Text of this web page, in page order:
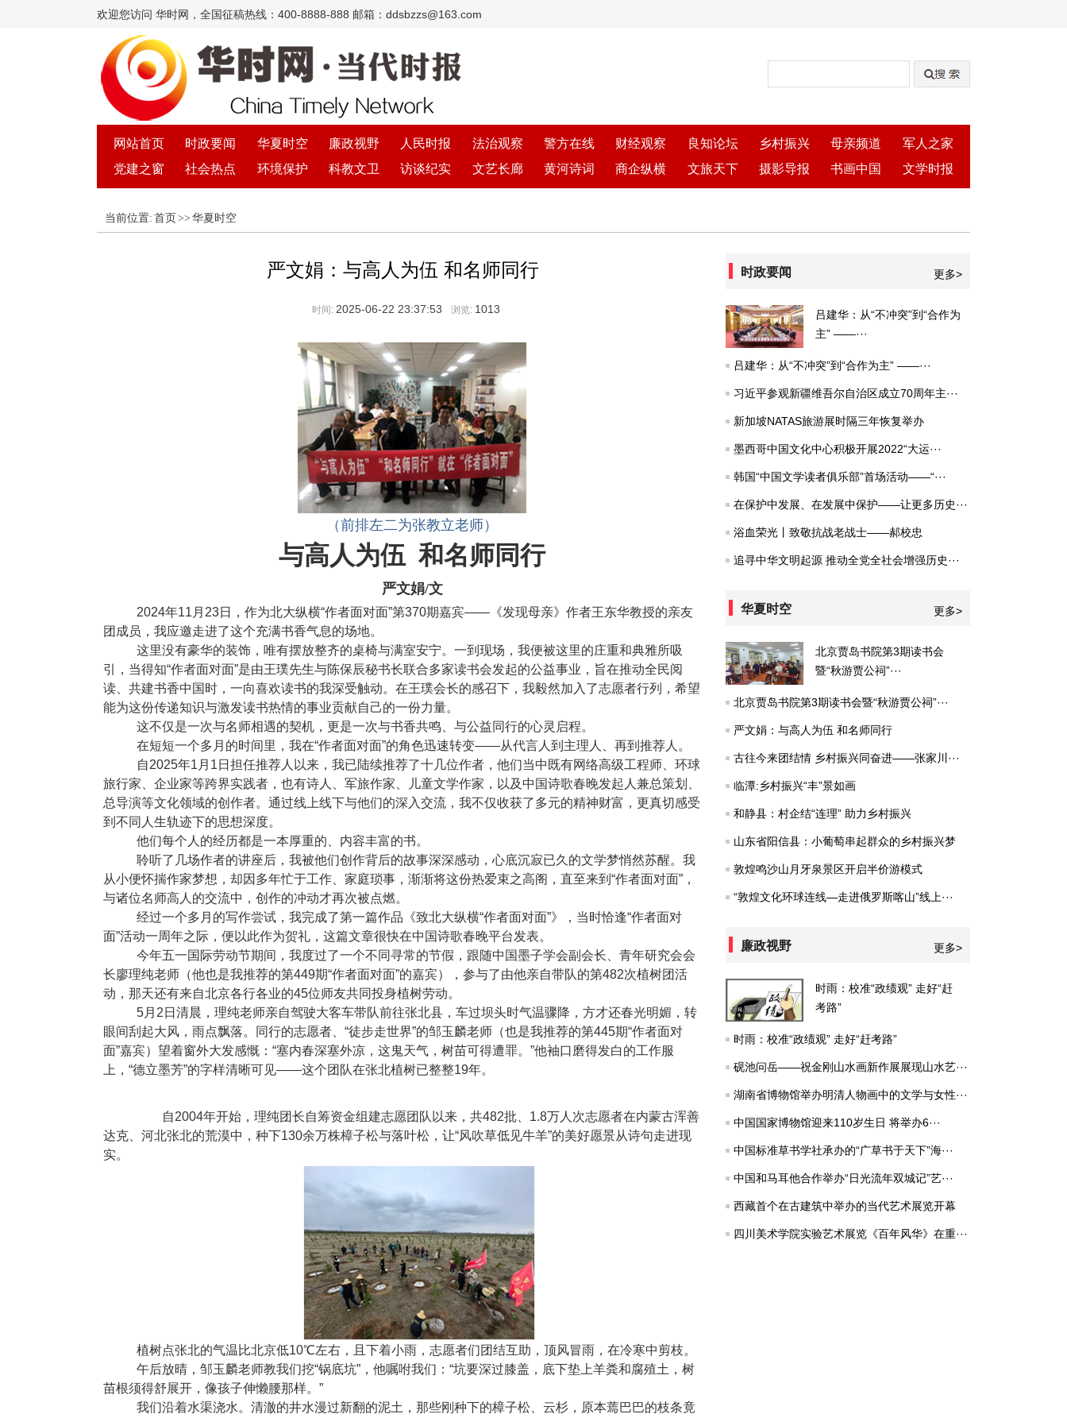
欢迎您访问 华时网，全国征稿热线：400-8888-888 邮箱：ddsbzzs@163.com
网站首页 时政要闻 华夏时空 廉政视野 人民时报 法治观察 警方在线 财经观察 良知论坛 乡村振兴 母亲频道
军人之家
党建之窗
社会热点 环境保护 科教文卫 访谈纪实 文艺长廊 黄河诗词 商企纵横 文旅天下 摄影导报 书画中国 文学时报
当前位置: 首页 >> 华夏时空
严文娟：与高人为伍 和名师同行
时间: 2025-06-22 23:37:53 浏览: 1013
（前排左二为张教立老师）
与高人为伍 和名师同行
严文娟/文
2024年11 月 23日，作为北大纵横“作者面对面”第370期嘉宾——《发现母亲》作者王东华教授的亲友
团成员，我应邀走进了这个充满书香气息的场地。
这里没有豪华的装饰，唯有摆放整齐的桌椅与满室安宁。一到现场，我便被这里的庄重和典雅所吸
引，当得知“作者面对面”是由王璞先生与陈保辰秘书长联合多家读书会发起的公益事业，旨在推动全民阅
读、共建书香中国时，一向喜欢读书的我深受触动。在王璞会长的感召下，我毅然加入了志愿者行列，希望
能为这份传递知识与激发读书热情的事业贡献自己的一份力量。
这不仅是一次与名师相遇的契机，更是一次与书香共鸣、与公益同行的心灵启程。
在短短一个多月的时间里，我在“作者面对面”的角色迅速转变——从代言人到主理人、再到推荐人。
自2025年1 月 1 日担任推荐人以来，我已陆续推荐了十几位作者，他们当中既有网络高级工程师、环球
旅行家、企业家等跨界实践者，也有诗人、军旅作家、儿童文学作家，以及中国诗歌春晚发起人兼总策划、
总导演等文化领域的创作者。通过线上线下与他们的深入交流，我不仅收获了多元的精神财富，更真切感受
到不同人生轨迹下的思想深度。
他们每个人的经历都是一本厚重的、内容丰富的书。
聆听了几场作者的讲座后，我被他们创作背后的故事深深感动，心底沉寂已久的文学梦悄然苏醒。我
从小便怀揣作家梦想，却因多年忙于工作、家庭琐事，渐渐将这份热爱束之高阁，直至来到“作者面对面”，
与诸位名师高人的交流中，创作的冲动才再次被点燃。
经过一个多月的写作尝试，我完成了第一篇作品《致北大纵横“作者面对面”》，当时恰逢“作者面对
面”活动一周年之际，便以此作为贺礼，这篇文章很快在中国诗歌春晚平台发表。
今年五一国际劳动节期间，我度过了一个不同寻常的节假，跟随中国墨子学会副会长、青年研究会会
长廖理纯老师（他也是我推荐的第449期“作者面对面”的嘉宾），参与了由他亲自带队的第482次植树团活
动，那天还有来自北京各行各业的45位师友共同投身植树劳动。
5月 2 日清晨，理纯老师亲自驾驶大客车带队前往张北县，车过坝头时气温骤降，方才还春光明媚，转
眼间刮起大风，雨点飘落。同行的志愿者、“徒步走世界”的邹玉麟老师（也是我推荐的第445期“作者面对
面”嘉宾）望着窗外大发感慨：“塞内春深塞外凉，这鬼天气，树苗可得遭罪。”他袖口磨得发白的工作服
上，“德立墨芳”的字样清晰可见——这个团队在张北植树已整整19年。
自2004年开始，理纯团长自筹资金组建志愿团队以来，共482批、 1.8万人次志愿者在内蒙古浑善
达克、河北张北的荒漠中，种下130余万株樟子松与落叶松，让“风吹草低见牛羊”的美好愿景从诗句走进现
实。
植树点张北的气温比北京低10℃左右，且下着小雨，志愿者们团结互助，顶风冒雨，在冷寒中剪枝。
午后放晴，邹玉麟老师教我们挖“锅底坑”，他嘱咐我们：“坑要深过膝盖，底下垫上羊粪和腐殖土，树
苗根须得舒展开，像孩子伸懒腰那样。”
我们沿着水渠浇水。清澈的井水漫过新翻的泥土，那些刚种下的樟子松、云杉，原本蔫巴巴的枝条竟
时政要闻 更多>
吕建华：从“不冲突”到“合作为
主” ——···
吕建华：从“不冲突”到“合作为主” ——···
习近平参观新疆维吾尔自治区成立70周年主···
新加坡NATAS旅游展时隔三年恢复举办
墨西哥中国文化中心积极开展2022“大运···
韩国“中国文学读者俱乐部”首场活动——“···
在保护中发展、在发展中保护——让更多历史···
浴血荣光丨致敬抗战老战士——郝校忠
追寻中华文明起源 推动全党全社会增强历史···
华夏时空 更多>
北京贾岛书院第3期读书会
暨“秋游贾公祠”···
北京贾岛书院第3期读书会暨“秋游贾公祠”···
严文娟：与高人为伍 和名师同行
古往今来团结情 乡村振兴同奋进——张家川···
临潭:乡村振兴“丰”景如画
和静县：村企结“连理” 助力乡村振兴
山东省阳信县：小葡萄串起群众的乡村振兴梦
敦煌鸣沙山月牙泉景区开启半价游模式
“敦煌文化环球连线—走进俄罗斯喀山”线上···
廉政视野 更多>
时雨：校准“政绩观” 走好“赶
考路”
时雨：校准“政绩观” 走好“赶考路”
砚池问岳——祝金刚山水画新作展展现山水艺···
湖南省博物馆举办明清人物画中的文学与女性···
中国国家博物馆迎来110岁生日 将举办6···
中国标准草书学社承办的“广草书于天下”海···
中国和马耳他合作举办“日光流年双城记”艺···
西藏首个在古建筑中举办的当代艺术展览开幕
四川美术学院实验艺术展览《百年风华》在重···